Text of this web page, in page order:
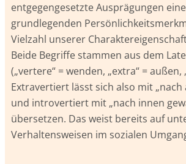
entgegengesetzte Ausprägungen
grundlegenden
Vielzahl unserer
Beide Begriffe stammen aus dem
(„vertere“ = wenden, „extra“ = außen,
Extravertiert lässt sich also mit „nach
und introvertiert mit „nach innen
übersetzen. Das weist bereits auf
Verhaltensweisen im sozialen